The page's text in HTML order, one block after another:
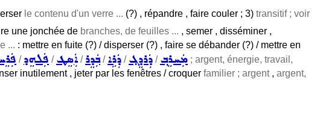
le contenu d'un verre ... (?) , répandre , faire couler ; 3) transitif ; voir
une jonchée de branches, de feuilles ... , semer , disséminer ,
... : mettre en fuite (?) / disperser (?) , faire se débander (?) / mettre en
/ܦܲܠܗܸܕ /ܐܲܣܸܛ/ܒܲܕܸܪ/ܕܲܪܹܐ /ܕܲܪܕܸܓ݂ /ܡܲܚܪܸܒ݂ ; argent, énergie, travail,
inutilement , jeter par les fenêtres / croquer familier ; argent, argent,